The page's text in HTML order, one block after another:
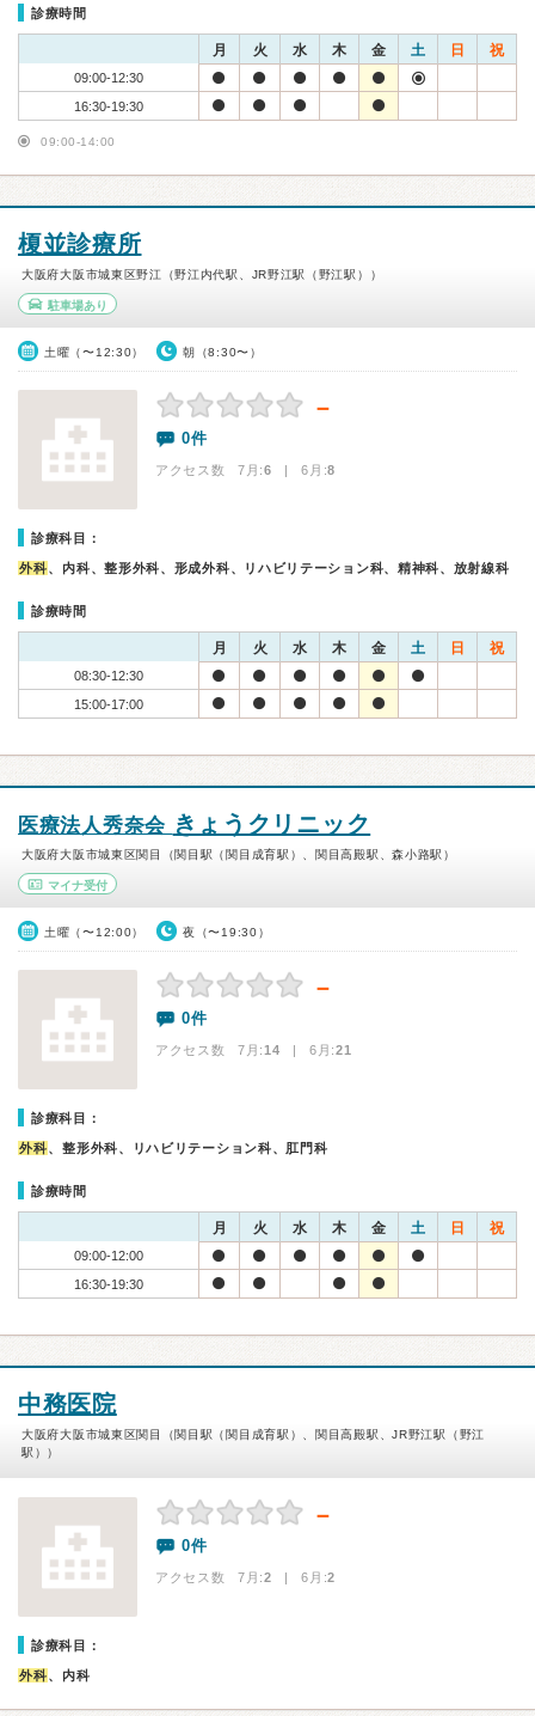
診療時間
月 火 水 木 金 土 日 祝
09:00-12:30
16:30-19:30
09:00-14:00
榎並診療所
大阪府大阪市城東区野江（野江内代駅、JR野江駅（野江駅））
駐車場あり
土曜（〜12:30） 朝（8:30〜）
－
0件
アクセス数 7月:6 | 6月:8
診療科目：
外科、内科、整形外科、形成外科、リハビリテーション科、精神科、放射線科
診療時間
月 火 水 木 金 土 日 祝
08:30-12:30
15:00-17:00
医療法人秀奈会 きょうクリニック
大阪府大阪市城東区関目（関目駅（関目成育駅）、関目高殿駅、森小路駅）
マイナ受付
土曜（〜12:00） 夜（〜19:30）
－
0件
アクセス数 7月:14 | 6月:21
診療科目：
外科、整形外科、リハビリテーション科、肛門科
診療時間
月 火 水 木 金 土 日 祝
09:00-12:00
16:30-19:30
中務医院
大阪府大阪市城東区関目（関目駅（関目成育駅）、関目高殿駅、JR野江駅（野江
駅））
－
0件
アクセス数 7月:2 | 6月:2
診療科目：
外科、内科